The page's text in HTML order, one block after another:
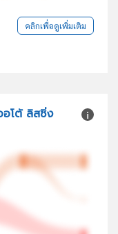
คลิกเพื่อดูเพิ่มเติม
โต้ ลิสซิ่ง